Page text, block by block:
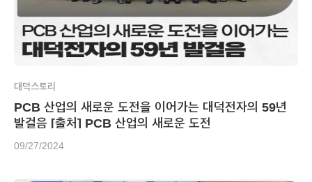
대덕스토리
PCB 산업의 새로운 도전을 이어가는 대덕전자의 59년
발걸음 [출처] PCB 산업의 새로운 도전
09/27/2024